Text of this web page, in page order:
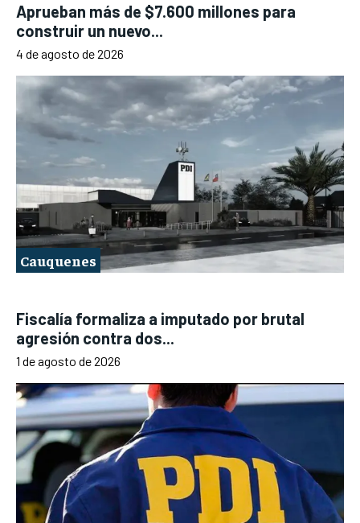
Aprueban más de $7.600 millones para
construir un nuevo...
4 de agosto de 2026
Cauquenes
Fiscalía formaliza a imputado por brutal
agresión contra dos...
1 de agosto de 2026